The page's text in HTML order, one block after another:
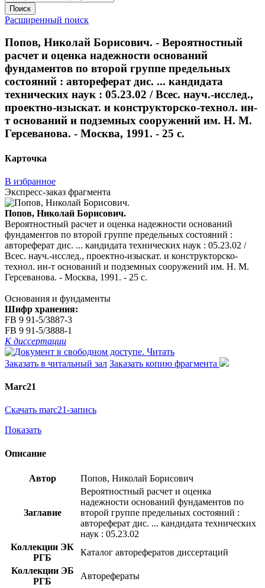
Поиск
Расширенный поиск
Попов, Николай Борисович. - Вероятностный
расчет и оценка надежности оснований
фундаментов по второй группе предельных
состояний : автореферат дис. ... кандидата
технических наук : 05.23.02 / Всес. науч.-исслед.,
проектно-изыскат. и конструкторско-технол. ин-
т оснований и подземных сооружений им. Н. М.
Герсеванова. - Москва, 1991. - 25 с.
Карточка
В избранное
Экспресс-заказ фрагмента
Попов, Николай Борисович.
Вероятностный расчет и оценка надежности оснований
фундаментов по второй группе предельных состояний :
автореферат дис. ... кандидата технических наук : 05.23.02 /
Всес. науч.-исслед., проектно-изыскат. и конструкторско-
технол. ин-т оснований и подземных сооружений им. Н. М.
Герсеванова. - Москва, 1991. - 25 с.
Основания и фундаменты
Шифр хранения:
FB 9 91-5/3887-3
FB 9 91-5/3888-1
К диссертации
Читать
Заказать в читальный зал Заказать копию фрагмента
Marc21
Скачать marc21-запись
Показать
Описание
Автор Попов, Николай Борисович
Заглавие
Вероятностный расчет и оценка
надежности оснований фундаментов по
второй группе предельных состояний :
автореферат дис. ... кандидата технических
наук : 05.23.02
Коллекции ЭК
РГБ
Каталог авторефератов диссертаций
Коллекции ЭБ
РГБ
Авторефераты